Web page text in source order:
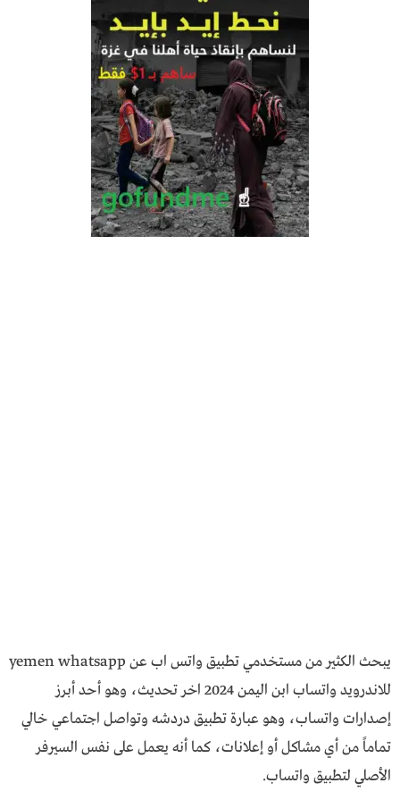
يبحث الكثير من مستخدمي تطبيق واتس اب عن yemen whatsapp
للاندرويد واتساب ابن اليمن 2024 اخر تحديث، وهو أحد أبرز
إصدارات واتساب، وهو عبارة تطبيق دردشه وتواصل اجتماعي خالي
تماماً من أي مشاكل أو إعلانات، كما أنه يعمل على نفس السيرفر
الأصلي لتطبيق واتساب.